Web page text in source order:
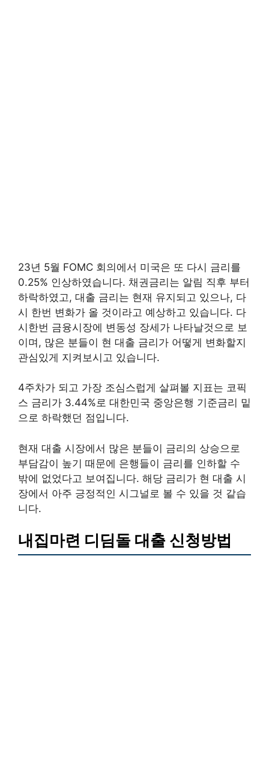
23년 5월 FOMC 회의에서 미국은 또 다시 금리를
0.25% 인상하였습니다. 채권금리는 알림 직후 부터
하락하였고, 대출 금리는 현재 유지되고 있으나, 다
시 한번 변화가 올 것이라고 예상하고 있습니다. 다
시한번 금융시장에 변동성 장세가 나타날것으로 보
이며, 많은 분들이 현 대출 금리가 어떻게 변화할지
관심있게 지켜보시고 있습니다.
4주차가 되고 가장 조심스럽게 살펴볼 지표는 코픽
스 금리가 3.44%로 대한민국 중앙은행 기준금리 밑
으로 하락했던 점입니다.
현재 대출 시장에서 많은 분들이 금리의 상승으로
부담감이 높기 때문에 은행들이 금리를 인하할 수
밖에 없었다고 보여집니다. 해당 금리가 현 대출 시
장에서 아주 긍정적인 시그널로 볼 수 있을 것 같습
니다.
내집마련 디딤돌 대출 신청방법